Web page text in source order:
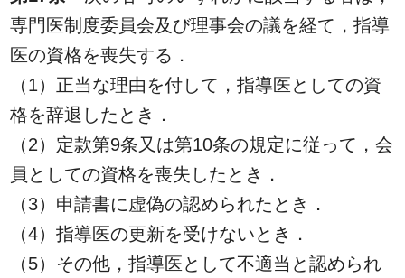
専門医制度委員会及び理事会の議を経て，指導
医の資格を喪失する．
（1）正当な理由を付して，指導医としての資
格を辞退したとき．
（2）定款第9条又は第10条の規定に従って，会
員としての資格を喪失したとき．
（3）申請書に虚偽の認められたとき．
（4）指導医の更新を受けないとき．
（5）その他，指導医として不適当と認められ